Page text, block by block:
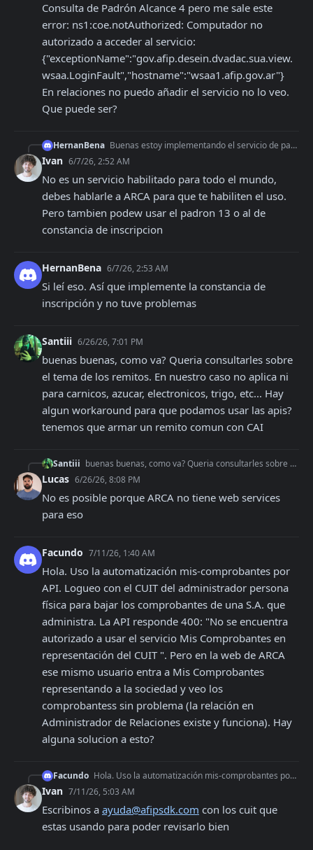
Consulta de Padrón Alcance 4 pero me sale este
error: ns1:coe.notAuthorized: Computador no
autorizado a acceder al servicio:
{"exceptionName":"gov.afip.desein.dvadac.sua.view.
wsaa.LoginFault","hostname":"wsaa1.afip.gov.ar"}
En relaciones no puedo añadir el servicio no lo veo.
Que puede ser?
HernanBena Buenas estoy implementando el servicio de padron Consulta de Padrón Alcance 4 pero me sale este error: ns1:coe.notAuthorized: Computador no autorizado a acceder
Ivan 6/7/26, 2:52 AM
No es un servicio habilitado para todo el mundo,
debes hablarle a ARCA para que te habiliten el uso.
Pero tambien podew usar el padron 13 o al de
constancia de inscripcion
HernanBena 6/7/26, 2:53 AM
Si leí eso. Así que implemente la constancia de
inscripción y no tuve problemas
Santiii 6/26/26, 7:01 PM
buenas buenas, como va? Queria consultarles sobre
el tema de los remitos. En nuestro caso no aplica ni
para carnicos, azucar, electronicos, trigo, etc... Hay
algun workaround para que podamos usar las apis?
tenemos que armar un remito comun con CAI
Santiii buenas buenas, como va? Queria consultarles sobre el tema de los remitos. En nuestro caso no aplica ni para carnicos, azucar, electronicos, trigo, etc... Hay al
Lucas 6/26/26, 8:08 PM
No es posible porque ARCA no tiene web services
para eso
Facundo 7/11/26, 1:40 AM
Hola. Uso la automatización mis-comprobantes por
API. Logueo con el CUIT del administrador persona
física para bajar los comprobantes de una S.A. que
administra. La API responde 400: "No se encuentra
autorizado a usar el servicio Mis Comprobantes en
representación del CUIT ". Pero en la web de ARCA
ese mismo usuario entra a Mis Comprobantes
representando a la sociedad y veo los
comprobantess sin problema (la relación en
Administrador de Relaciones existe y funciona). Hay
alguna solucion a esto?
Facundo Hola. Uso la automatización mis-comprobantes por API. Logueo con el CUIT del administrador persona física para bajar los comprobantes de una S.A. que administra
Ivan 7/11/26, 5:03 AM
Escribinos a ayuda@afipsdk.com con los cuit que
estas usando para poder revisarlo bien